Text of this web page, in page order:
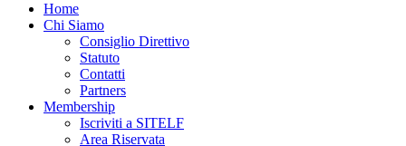
Home
Chi Siamo
Consiglio Direttivo
Statuto
Contatti
Partners
Membership
Iscriviti a SITELF
Area Riservata